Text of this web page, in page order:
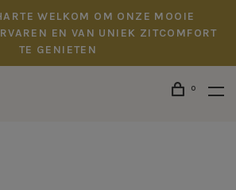
WELKOM OM ONZE MOOIE
EN VAN UNIEK ZITCOMFORT
TE GENIETEN
0